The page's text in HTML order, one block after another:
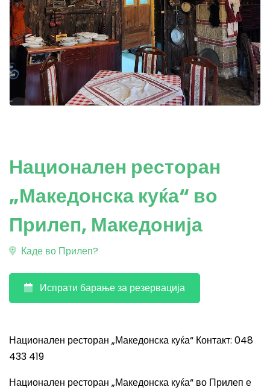
Национален ресторан
„Македонска куќа“ во
Прилеп, Македонија
Каде во Прилеп?
Испрати барање за резервација
Национален ресторан „Македонска куќа“ Контакт: 048
433 419
Национален ресторан „Македонска куќа“ во Прилеп е